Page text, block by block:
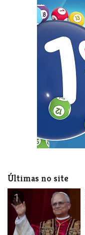
Últimas no site
1